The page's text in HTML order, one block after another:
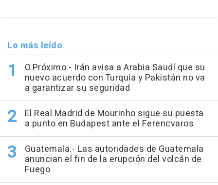
Lo más leído
O.Próximo.- Irán avisa a Arabia Saudí que su
nuevo acuerdo con Turquía y Pakistán no va
a garantizar su seguridad
El Real Madrid de Mourinho sigue su puesta
a punto en Budapest ante el Ferencvaros
Guatemala.- Las autoridades de Guatemala
anuncian el fin de la erupción del volcán de
Fuego